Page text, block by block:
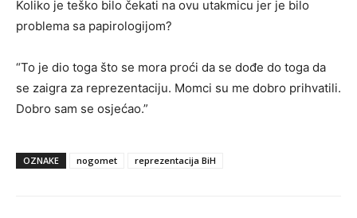
Koliko je teško bilo čekati na ovu utakmicu jer je bilo
problema sa papirologijom?
“To je dio toga što se mora proći da se dođe do toga da
se zaigra za reprezentaciju. Momci su me dobro prihvatili.
Dobro sam se osjećao.”
OZNAKE nogomet reprezentacija BiH